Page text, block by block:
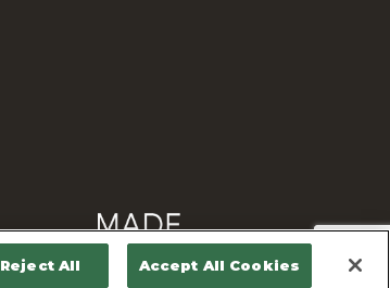
Reject All Accept All Cookies